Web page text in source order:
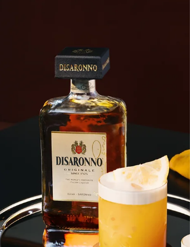
moitié du mois de Mars, offre des décors dignes
de cartes postales. Afin de célébrer cet
éphémère et si sublime, Mariage Frères a créé 2
produits autour de cette célébration : un thé et une
pâtisserie. Sakura, Sak